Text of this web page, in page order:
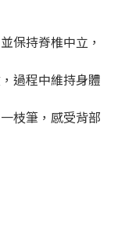
保持脊椎中立，
過程中維持身體
枝筆，感受背部